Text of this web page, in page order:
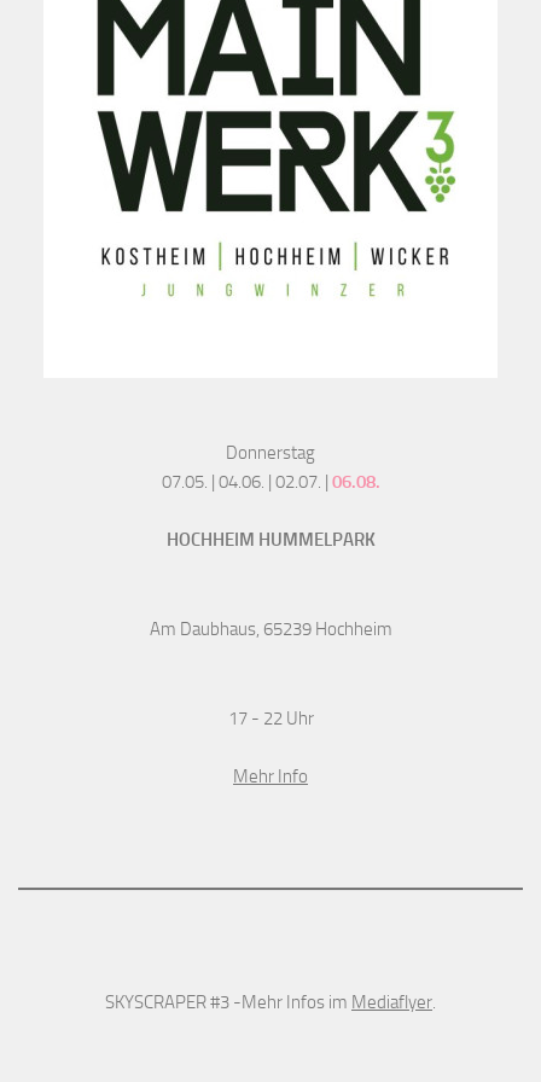
Donnerstag
07.05. | 04.06. | 02.07. | 06.08.
HOCHHEIM HUMMELPARK
Am Daubhaus, 65239 Hochheim
17 - 22 Uhr
Mehr Info
SKYSCRAPER #3 -Mehr Infos im Mediaflyer.